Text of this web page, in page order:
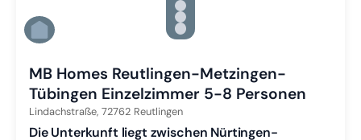
Zu Slide 3 wechseln
Zu Slide 4 wechseln
Zu Slide 5 wechseln
Zu Slide 6 wechseln
MB Homes Reutlingen-Metzingen-
Tübingen Einzelzimmer 5-8 Personen
Lindachstraße, 72762 Reutlingen
Die Unterkunft liegt zwischen Nürtingen-